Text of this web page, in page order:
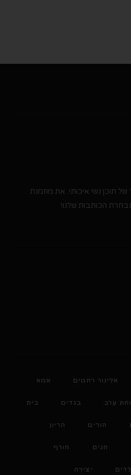
תוכן נשי איכותי. את מוזמנת
הכותבות שלנו!
אלינור רחמים אמא
ערב בגדים בית
הורים הריון
חגים חורף
יצירה